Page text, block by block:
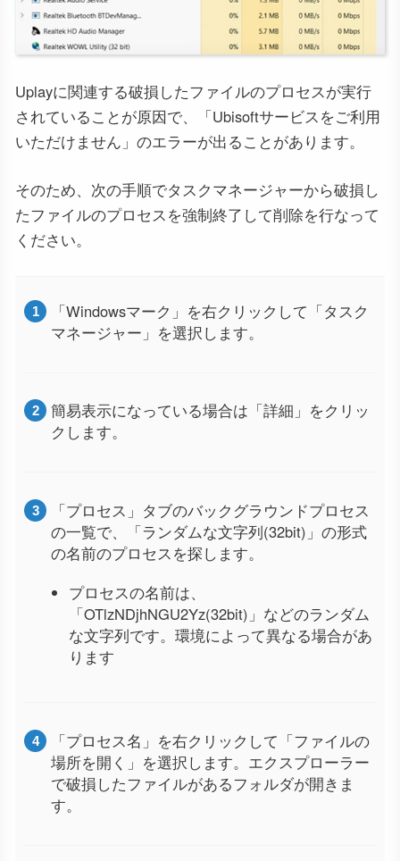
Uplayに関連する破損したファイルのプロセスが実行
されていることが原因で、「Ubisoftサービスをご利用
いただけません」のエラーが出ることがあります。
そのため、次の手順でタスクマネージャーから破損し
たファイルのプロセスを強制終了して削除を行なって
ください。
「Windowsマーク」を右クリックして「タスク
マネージャー」を選択します。
簡易表示になっている場合は「詳細」をクリッ
クします。
「プロセス」タブのバックグラウンドプロセス
の一覧で、「ランダムな文字列(32bit)」の形式
の名前のプロセスを探します。
プロセスの名前は、
「OTlzNDjhNGU2Yz(32bit)」などのランダム
な文字列です。環境によって異なる場合があ
ります
「プロセス名」を右クリックして「ファイルの
場所を開く」を選択します。エクスプローラー
で破損したファイルがあるフォルダが開きま
す。